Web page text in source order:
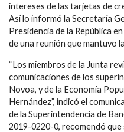
intereses de las tarjetas de
Así lo informó la Secretaría
Presidencia de la República
de una reunión que mantuvo
“Los miembros de la Junta
comunicaciones de los
Novoa, y de la Economía
Hernández”, indicó el
de la Superintendencia de
2019-0220-0, recomendó